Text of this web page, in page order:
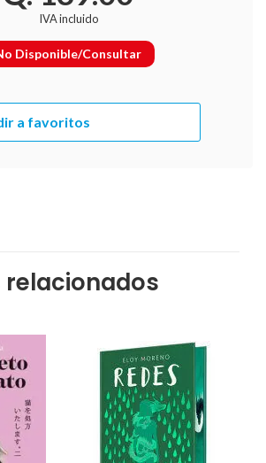
IVA incluido
Disponible/Consultar
a favoritos